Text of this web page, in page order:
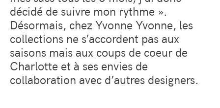
décidé de suivre mon rythme ».
Désormais, chez Yvonne Yvonne, les
collections ne s’accordent pas aux
saisons mais aux coups de coeur de
Charlotte et à ses envies de
collaboration avec d’autres designers.